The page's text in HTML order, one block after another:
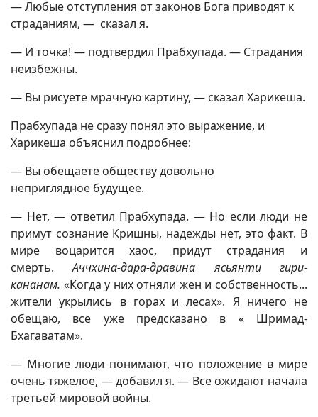
— Любые отступления от законов Бога приводят к
страданиям, — сказал я.
— И точка! — подтвердил Прабхупада. — Страдания
неизбежны.
— Вы рисуете мрачную картину, — сказал Харикеша.
Прабхупада не сразу понял это выражение, и
Харикеша объяснил подробнее:
— Вы обещаете обществу довольно
неприглядное будущее.
— Нет, — ответил Прабхупада. — Но если люди не
примут сознание Кришны, надежды нет, это факт. В
мире воцарится хаос, придут страдания и
смерть.Аччхина-дара-дравина ясьянти гири-
кананам. «Когда у них отняли жен и собственность...
жители укрылись в горах и лесах». Я ничего не
обещаю, все уже предсказано в « Шримад-
Бхагаватам».
— Многие люди понимают, что положение в мире
очень тяжелое, — добавил я. — Все ожидают начала
третьей мировой войны.